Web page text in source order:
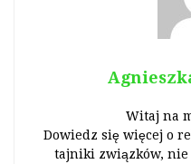
Witaj na
Dowiedz się więcej o
tajniki związków, nie